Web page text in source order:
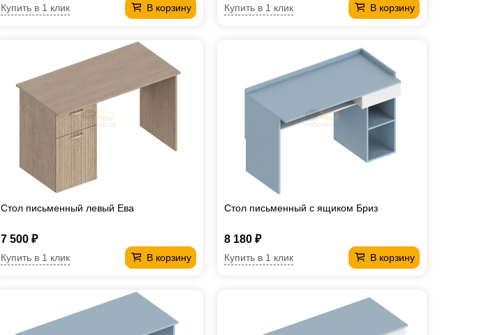
В корзину
Купить в 1 клик В корзину
Купить в 1 клик
Стол письменный левый Ева
7 500 ₽
В корзину
Купить в 1 клик
Стол письменный с ящиком Бриз
8 180 ₽
В корзину
Купить в 1 клик